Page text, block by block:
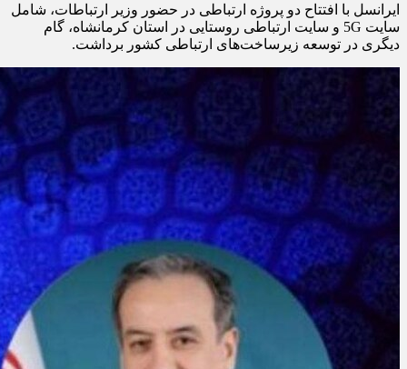
ایرانسل با افتتاح دو پروژه ارتباطی در حضور وزیر ارتباطات، شامل
سایت 5G و سایت ارتباطی روستایی در استان کرمانشاه، گام
دیگری در توسعه زیرساخت‌های ارتباطی کشور برداشت.